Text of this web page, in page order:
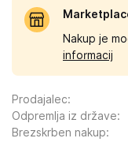
Nakup je
informacij
Prodajalec:
Odpremlja iz države:
Brezskrben nakup: